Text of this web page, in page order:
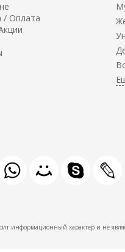
/ Оплата
информационный характер и не